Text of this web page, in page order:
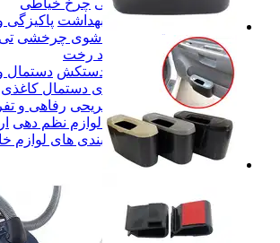
چرخ خیاطی چرخ خیاطی
پاکیزگی و بهداشت پاکیزگی
تی و زمین شوی چرخشی
بند رخت
بند رخت
دستمال و دستکش
سطل و جای دستمال کاغذی
رفاهی و تفریحی رفاهی و
ارگانایزر و لوازم نظم دهی
همه دسته بندی های لوازم